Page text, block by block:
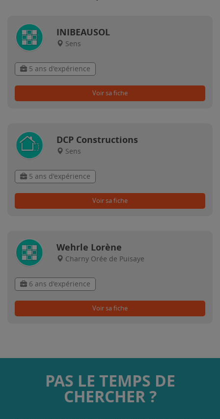
INIBEAUSOL
Sens
5 ans d'expérience
Voir sa fiche
DCP Constructions
Sens
5 ans d'expérience
Voir sa fiche
Wehrle Lorène
Charny Orée de Puisaye
6 ans d'expérience
Voir sa fiche
PAS LE TEMPS DE
CHERCHER ?